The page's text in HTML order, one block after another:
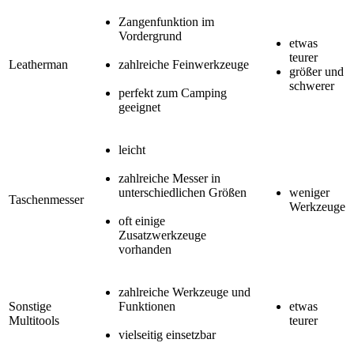
Leatherman
Zangenfunktion im
Vordergrund
zahlreiche Feinwerkzeuge
perfekt zum Camping
geeignet
etwas
teurer
größer und
schwerer
Taschenmesser
leicht
zahlreiche Messer in
unterschiedlichen Größen
oft einige
Zusatzwerkzeuge
vorhanden
weniger
Werkzeuge
Sonstige
Multitools
zahlreiche Werkzeuge und
Funktionen
vielseitig einsetzbar
etwas
teurer